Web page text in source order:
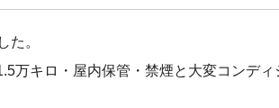
た。
万キロ・屋内保管・禁煙と大変コンディ